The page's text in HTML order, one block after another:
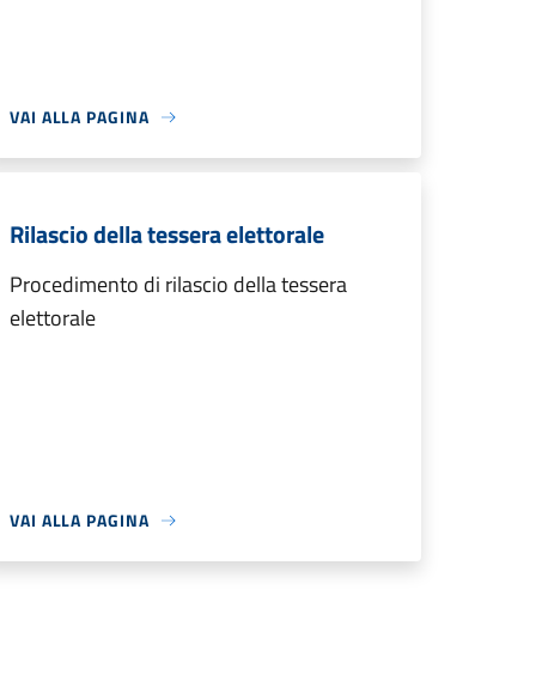
VAI ALLA PAGINA
Rilascio della tessera elettorale
Procedimento di rilascio della tessera
elettorale
VAI ALLA PAGINA